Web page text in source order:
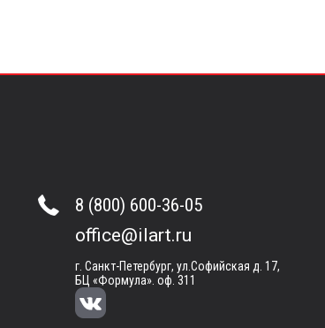
8 (800) 600-36-05
office@ilart.ru
г. Санкт-Петербург, ул.Софийская д. 17,
БЦ «Формула». оф. 311